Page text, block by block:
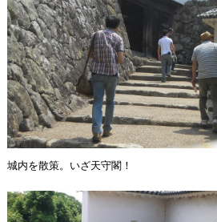
城内を散策。いざ天守閣！